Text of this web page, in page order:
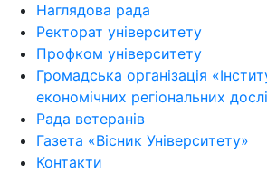
Наглядова рада
Ректорат університету
Профком університету
Громадська організація
економічних регіональних
Рада ветеранів
Газета «Вісник Університету»
Контакти